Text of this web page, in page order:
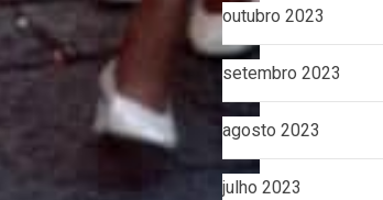
outubro 2023
setembro 2023
agosto 2023
julho 2023